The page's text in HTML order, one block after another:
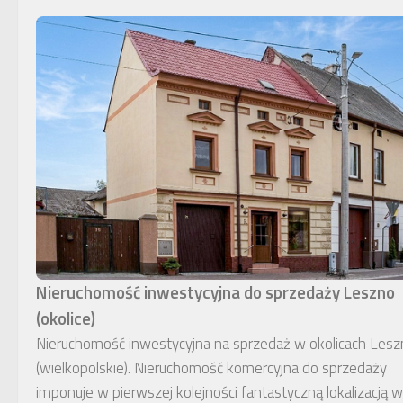
Nieruchomość inwestycyjna do sprzedaży Leszno
(okolice)
Nieruchomość inwestycyjna na sprzedaż w okolicach
(wielkopolskie). Nieruchomość komercyjna do sprzedaży
imponuje w pierwszej kolejności fantastyczną lokalizacją w